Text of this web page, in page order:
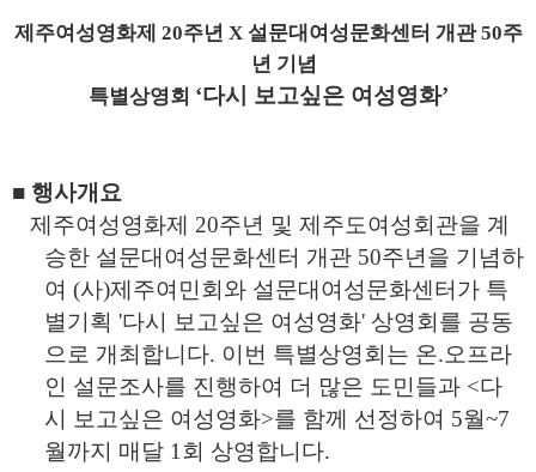
제주여성영화제 20주년 X 설문대여성문화센터 개관50주
년 기념
특별상영회 ‘다시 보고싶은 여성영화’
■ 행사개요
제주여성영화제 20주년 및 제주도여성회관을 계
승한 설문대여성문화센터 개관 50주년을 기념하
여 (사)제주여민회와 설문대여성문화센터가 특
별기획 '다시 보고싶은 여성영화' 상영회를 공동
으로 개최합니다. 이번 특별상영회는 온.오프라
인 설문조사를 진행하여 더 많은 도민들과 <다
시 보고싶은 여성영화>를 함께 선정하여 5월~7
월까지 매달 1회 상영합니다.